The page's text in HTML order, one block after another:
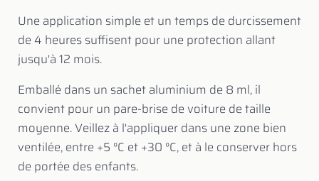
Une application simple et un temps de durcissement
de 4 heures suffisent pour une protection allant
jusqu'à 12 mois.
Emballé dans un sachet aluminium de 8 ml, il
convient pour un pare-brise de voiture de taille
moyenne. Veillez à l'appliquer dans une zone bien
ventilée, entre +5 °C et +30 °C, et à le conserver hors
de portée des enfants.